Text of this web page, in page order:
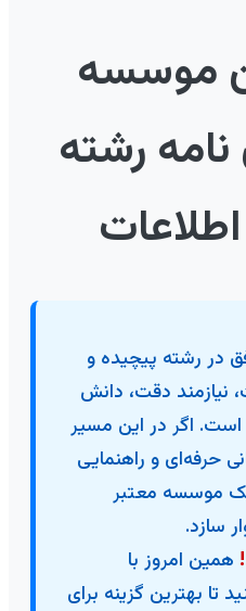
موسسه
نامه رشته
در رشته پیچیده و
دقت، دانش
اگر در این مسیر
حرفه‌ای و راهنمایی
موسسه معتبر
سازد.
همین امروز با
تا بهترین گزینه برای